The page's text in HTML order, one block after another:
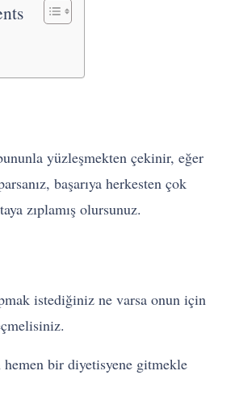
yüzleşmekten çekinir, eğer
başarıya herkesten çok
zıplamış olursunuz.
istediğiniz ne varsa onun için
bir diyetisyene gitmekle